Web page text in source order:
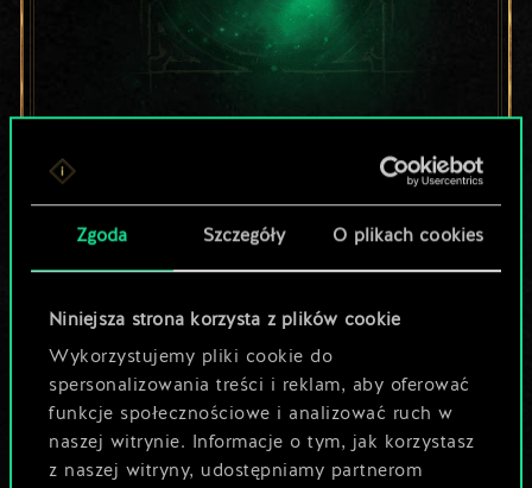
Zgoda Szczegóły O plikach cookies
Niniejsza strona korzysta z plików cookie
Wykorzystujemy pliki cookie do
spersonalizowania treści i reklam, aby oferować
funkcje społecznościowe i analizować ruch w
naszej witrynie. Informacje o tym, jak korzystasz
z naszej witryny, udostępniamy partnerom
Lubisz grać tą talią?
Pomóż społeczności
odkryć jej
potencjał!
Nazwij talię i opisz swoją strategię
Edytuj talię